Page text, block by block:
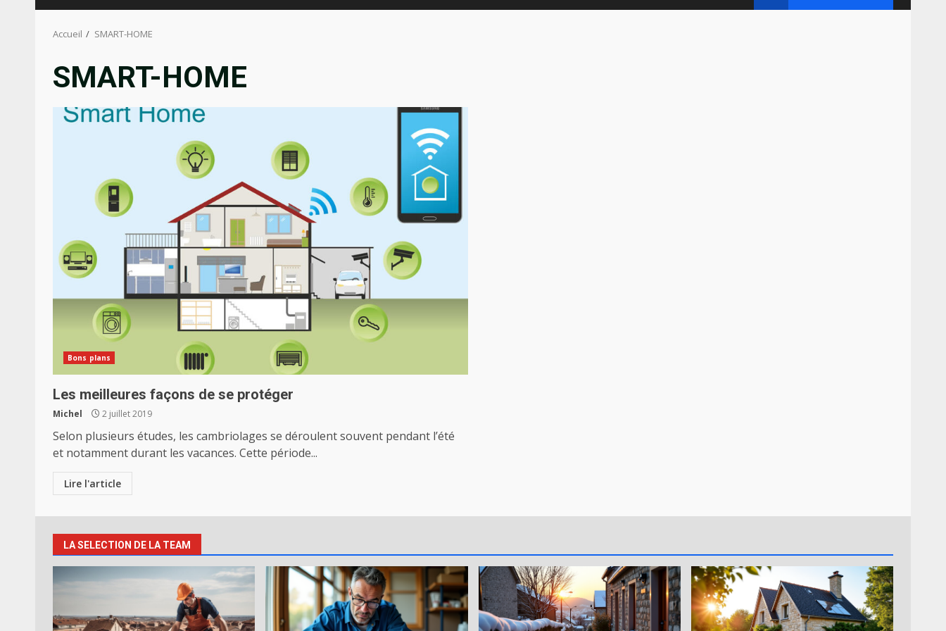
Accueil SMART-HOME
SMART-HOME
Bons plans
Les meilleures façons de se protéger
Michel 2 juillet 2019
Selon plusieurs études, les cambriolages se déroulent souvent pendant l’été
et notamment durant les vacances. Cette période...
Lire l'article
LA SELECTION DE LA TEAM